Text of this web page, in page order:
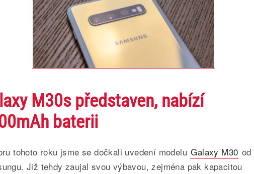
M30s představen, nabízí
baterii
tohoto roku jsme se dočkali uvedení modelu Galaxy M30 od
Již tehdy zaujal svou výbavou, zejména pak kapacitou